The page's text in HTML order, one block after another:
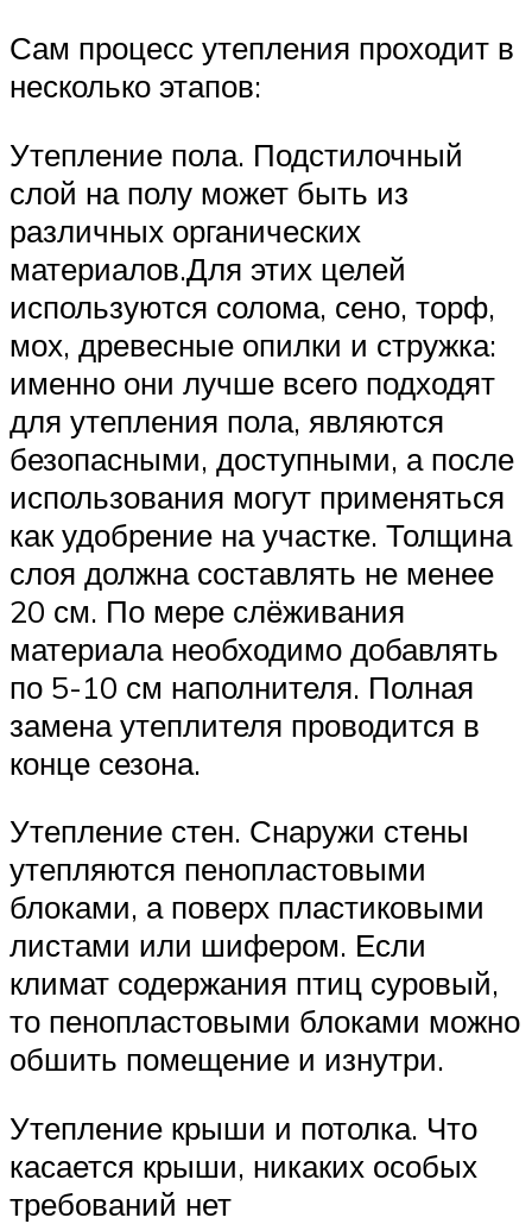
Сам процесс утепления проходит в
несколько этапов:
Утепление пола. Подстилочный
слой на полу может быть из
различных органических
материалов.Для этих целей
используются солома, сено, торф,
мох, древесные опилки и стружка:
именно они лучше всего подходят
для утепления пола, являются
безопасными, доступными, а после
использования могут применяться
как удобрение на участке. Толщина
слоя должна составлять не менее
20 см. По мере слёживания
материала необходимо добавлять
по 5-10 см наполнителя. Полная
замена утеплителя проводится в
конце сезона.
Утепление стен. Снаружи стены
утепляются пенопластовыми
блоками, а поверх пластиковыми
листами или шифером. Если
климат содержания птиц суровый,
то пенопластовыми блоками можно
обшить помещение и изнутри.
Утепление крыши и потолка. Что
касается крыши, никаких особых
требований нет